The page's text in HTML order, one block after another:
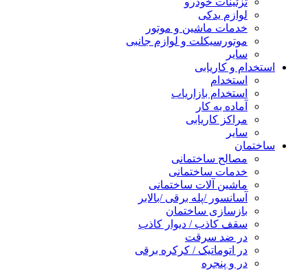
لوازم یدکی
خدمات ماشین و موتور
موتورسیکلت و لوازم جانبی
سایر
استخدام و کاریابی
استخدام
استخدام بازاریاب
آماده به کار
مراکز کاریابی
سایر
ساختمان
مصالح ساختمانی
خدمات ساختمانی
ماشین آلات ساختمانی
آسانسور /پله برقی /بالابر
بازسازی ساختمان
سقف کاذب / دیوار کاذب
در ضد سرقت
در اتوماتیک / کرکره برقی
در و پنجره